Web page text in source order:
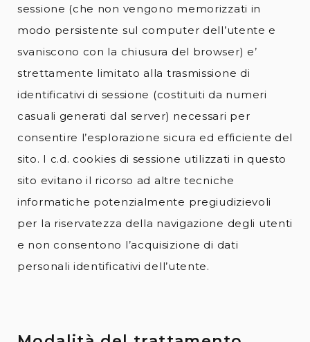
sessione (che non vengono memorizzati in
modo persistente sul computer dell’utente e
svaniscono con la chiusura del browser) e’
strettamente limitato alla trasmissione di
identificativi di sessione (costituiti da numeri
casuali generati dal server) necessari per
consentire l’esplorazione sicura ed efficiente del
sito. I c.d. cookies di sessione utilizzati in questo
sito evitano il ricorso ad altre tecniche
informatiche potenzialmente pregiudizievoli
per la riservatezza della navigazione degli utenti
e non consentono l’acquisizione di dati
personali identificativi dell’utente.